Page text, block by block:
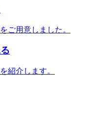
ご用意しました。
紹介します。